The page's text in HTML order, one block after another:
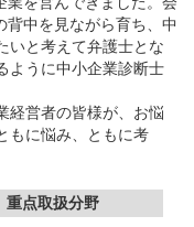
中を見ながら育ち、中
いと考えて弁護士とな
ように中小企業診断士
経営者の皆様が、お悩
もに悩み、ともに考
重点取扱分野